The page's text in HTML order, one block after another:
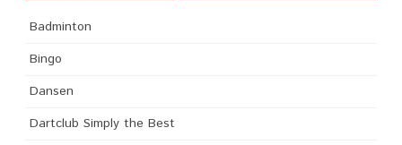
Badminton
Bingo
Dansen
Dartclub Simply the Best